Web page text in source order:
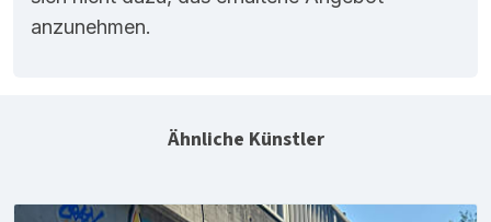
anzunehmen.
Ähnliche Künstler